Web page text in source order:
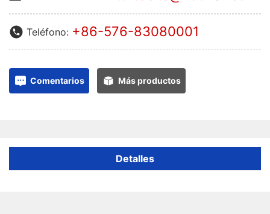
Teléfono: +86-576-83080001
Comentarios Más productos
Detalles